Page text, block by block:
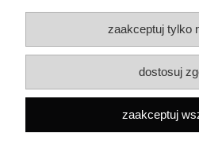
O firmie
Szybki
Capital ul. Tenisowa 8/U1, 02-
zaakceptuj tylko
dostosuj
zaakceptuj